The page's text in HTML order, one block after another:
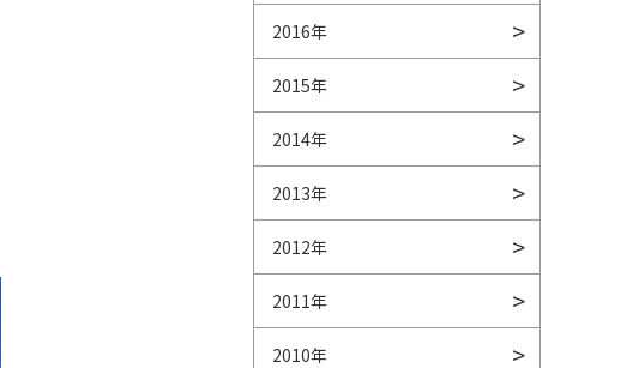
2016年
2015年
2014年
2013年
2012年
2011年
2010年